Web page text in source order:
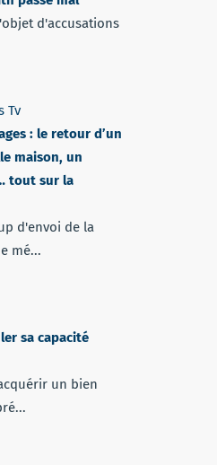
d'accusations
Tv
: le retour d’un
maison, un
tout sur la
d'envoi de la
mé...
sa capacité
un bien